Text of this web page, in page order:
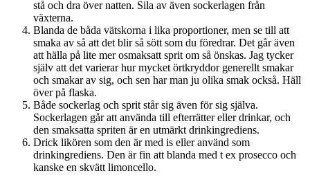
stå och dra över natten. Sila av även sockerlagen från
växterna.
Blanda de båda vätskorna i lika proportioner, men se till att
smaka av så att det blir så sött som du föredrar. Det går även
att hälla på lite mer osmaksatt sprit om så önskas. Jag tycker
själv att det varierar hur mycket örtkryddor generellt smakar
och smakar av sig, och sen har man ju olika smak också. Häll
över på flaska.
Både sockerlag och sprit står sig även för sig själva.
Sockerlagen går att använda till efterrätter eller drinkar, och
den smaksatta spriten är en utmärkt drinkingrediens.
Drick likören som den är med is eller använd som
drinkingrediens. Den är fin att blanda med t ex prosecco och
kanske en skvätt limoncello.